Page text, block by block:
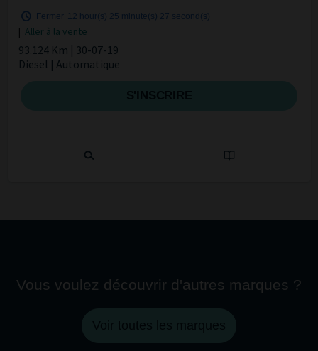
Fermer 12 hour(s) 25 minute(s) 27 second(s)
| Aller à la vente
93.124 Km | 30-07-19
Diesel | Automatique
Vous voulez découvrir d'autres marques ?